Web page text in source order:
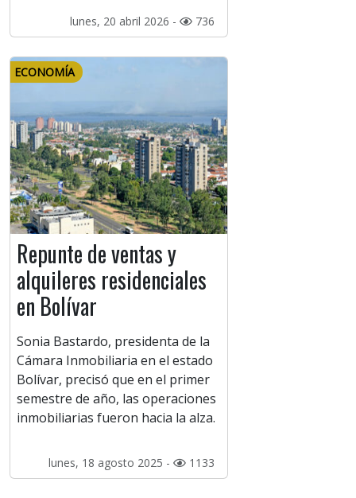
lunes, 20 abril 2026 - 736
ECONOMÍA
Repunte de ventas y
alquileres residenciales
en Bolívar
Sonia Bastardo, presidenta de la
Cámara Inmobiliaria en el estado
Bolívar, precisó que en el primer
semestre de año, las operaciones
inmobiliarias fueron hacia la alza.
lunes, 18 agosto 2025 - 1133